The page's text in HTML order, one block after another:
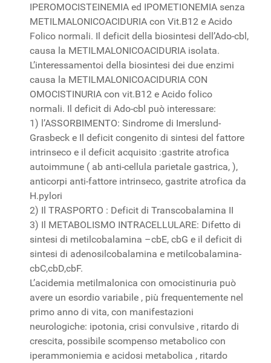
IPEROMOCISTEINEMIA ed IPOMETIONEMIA senza
METILMALONICOACIDURIA con Vit.B12 e Acido
Folico normali. Il deficit della biosintesi dell’Ado-cbl,
causa la METILMALONICOACIDURIA isolata.
L’interessamentoi della biosintesi dei due enzimi
causa la METILMALONICOACIDURIA CON
OMOCISTINURIA con vit.B12 e Acido folico
normali. Il deficit di Ado-cbl può interessare:
1) l’ASSORBIMENTO: Sindrome di Imerslund-
Grasbeck e Il deficit congenito di sintesi del fattore
intrinseco e il deficit acquisito :gastrite atrofica
autoimmune ( ab anti-cellula parietale gastrica, ),
anticorpi anti-fattore intrinseco, gastrite atrofica da
H.pylori
2) Il TRASPORTO : Deficit di Transcobalamina II
3) Il METABOLISMO INTRACELLULARE: Difetto di
sintesi di metilcobalamina –cbE, cbG e il deficit di
sintesi di adenosilcobalamina e metilcobalamina-
cbC,cbD,cbF.
L’acidemia metilmalonica con omocistinuria può
avere un esordio variabile , più frequentemente nel
primo anno di vita, con manifestazioni
neurologiche: ipotonia, crisi convulsive , ritardo di
crescita, possibile scompenso metabolico con
iperammoniemia e acidosi metabolica , ritardo